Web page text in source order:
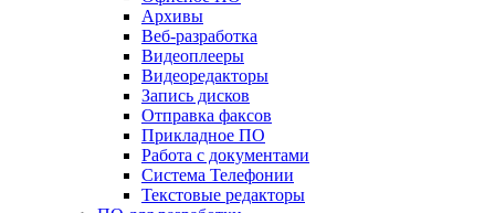
Архивы
Веб-разработка
Видеоплееры
Видеоредакторы
Запись дисков
Отправка факсов
Прикладное ПО
Работа с документами
Система Телефонии
Текстовые редакторы